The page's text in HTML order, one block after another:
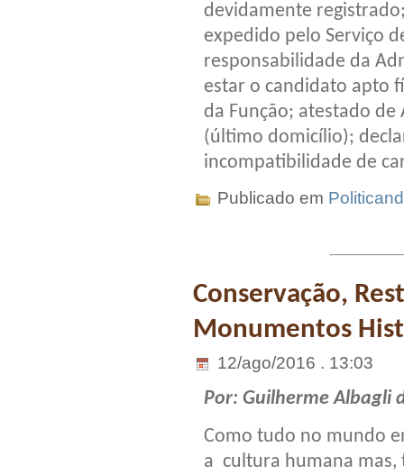
devidamente
expedido pelo Serviço
responsabilidade da
estar o candidato apto
da Função; atestado de
(último domicílio);
incompatibilidade de
Publicado em
Conservação,
Monumentos
12/ago/2016 . 13:03
Por: Guilherme Albagli
Como tudo no mundo
a cultura humana mas,